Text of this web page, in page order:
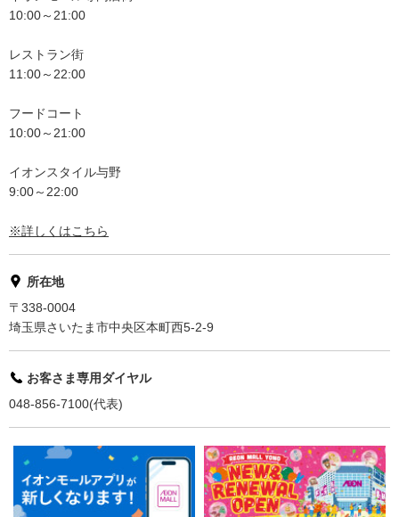
10:00～21:00
レストラン街
11:00～22:00
フードコート
10:00～21:00
イオンスタイル与野
9:00～22:00
※詳しくはこちら
所在地
〒338-0004
埼玉県さいたま市中央区本町西5-2-9
お客さま専用ダイヤル
048-856-7100(代表)